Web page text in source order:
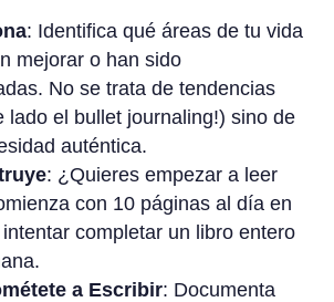
: Identifica qué áreas de tu vida
mejorar o han sido
No se trata de tendencias
lado el bullet journaling!) sino de
auténtica.
: ¿Quieres empezar a leer
con 10 páginas al día en
completar un libro entero
a Escribir: Documenta